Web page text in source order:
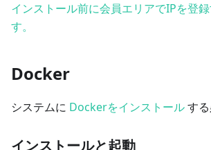
インストール前に会員エリアでIPを登
す。
Docker
システムに Dockerをインストールする
インストールと起動